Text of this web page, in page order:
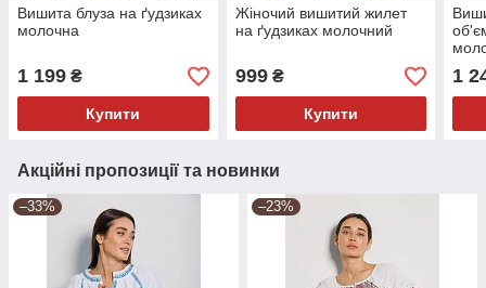
Вишита блуза на ґудзиках
молочна
1 199 ₴
Купити
Жіночий вишитий жилет
на ґудзиках молочний
999₴
Купити
1
Акційні пропозиції та новинки
–33% –23%